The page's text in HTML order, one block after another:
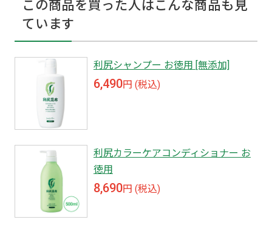
この商品を買った人はこんな商品も見
ています
利尻シャンプー お徳用 [無添加]
6,490円 (税込)
利尻カラーケアコンディショナー お
徳用
8,690円 (税込)